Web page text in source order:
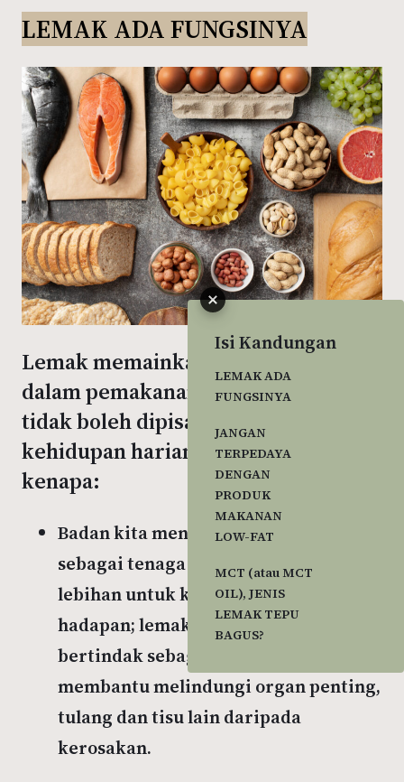
Isi Kandungan
LEMAK ADA
FUNGSINYA
JANGAN
TERPEDAYA
DENGAN
PRODUK
MAKANAN
LOW-FAT
MCT (atau MCT
OIL), JENIS
LEMAK TEPU
BAGUS?
LEMAK ADA FUNGSINYA
Lemak memainkan peranan penting
dalam pemakanan seimbang dan ia
tidak boleh dipisahkan dari
kehidupan harian kita. Tahui
kenapa:
Badan kita menggunakan lemak
sebagai tenaga dan menyimpan lemak
lebihan untuk kegunaan masa
hadapan; lemak yang disimpan ini
bertindak sebagai penebat dan
membantu melindungi organ penting,
tulang dan tisu lain daripada
kerosakan.